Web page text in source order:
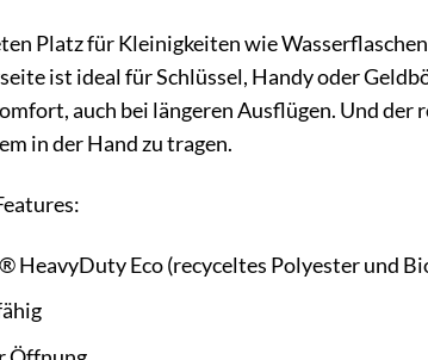
Platz für Kleinigkeiten wie
ist ideal für Schlüssel, Handy oder
auch bei längeren Ausflügen. Und
in der Hand zu tragen.
HeavyDuty Eco (recyceltes Polyester und